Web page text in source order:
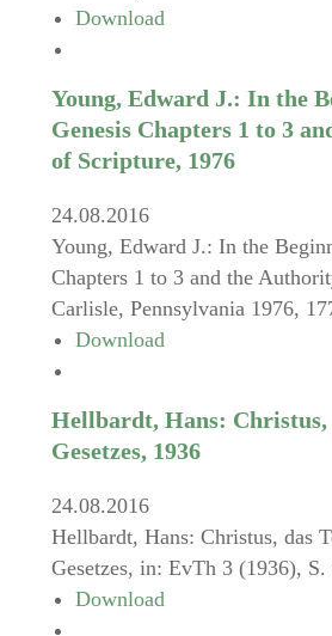
Download
Young, Edward J.: In the
Genesis Chapters 1 to 3
of Scripture, 1976
24.08.2016
Young, Edward J.: In the
Chapters 1 to 3 and the
Carlisle, Pennsylvania 1976,
Download
Hellbardt, Hans: Christus,
Gesetzes, 1936
24.08.2016
Hellbardt, Hans: Christus, das
Gesetzes, in: EvTh 3 (1936), S.
Download